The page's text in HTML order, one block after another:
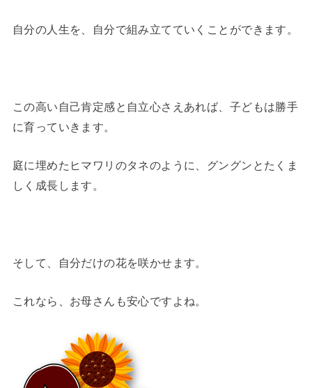
自分の人生を、自分で組み立てていくことができます。
この高い自己肯定感と自立心さえあれば、子どもは勝手
に育っていきます。
庭に埋めたヒマワリのタネのように、グングンとたくま
しく成長します。
そして、自分だけの花を咲かせます。
これなら、お母さんも安心ですよね。